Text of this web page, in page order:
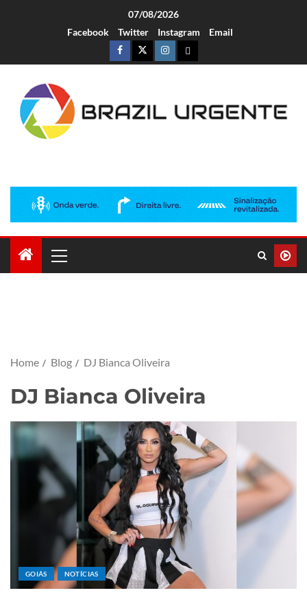
07/08/2026
Facebook
Twitter Instagram Email
Home Blog DJ Bianca Oliveira
DJ Bianca Oliveira
GOIÁS NOTÍCIAS